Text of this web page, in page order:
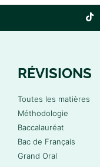
RÉVISIONS
Toutes les matières
Méthodologie
Baccalauréat
Bac de Français
Grand Oral